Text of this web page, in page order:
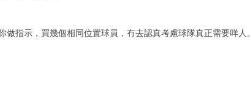
做指示，買幾個相同位置球員，冇去認真考慮球隊真正需要咩